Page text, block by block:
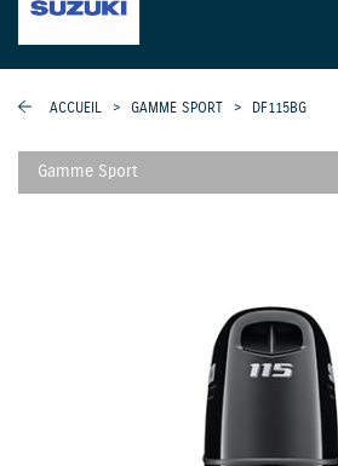
ACCUEIL > GAMME SPORT > DF115BG